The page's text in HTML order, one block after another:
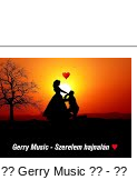
?? Gerry Music ?? - ??